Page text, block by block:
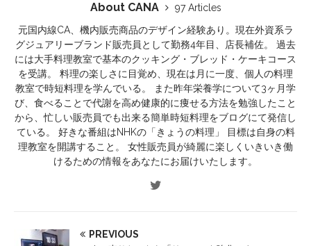
About CANA
97 Articles
元国内線CA、機内販売商品のデザイン経験あり。現在外資系ラ
グジュアリーブランド販売員として勤務4年目、店長補佐。 過去
には大手料理教室で基本のクッキング・ブレッド・ケーキコース
を受講。 料理の楽しさに目覚め、現在は月に一度、個人の料理
教室で時短料理を学んでいる。 また昨年栄養学について3ヶ月学
び、食べることで代謝を高め健康的に痩せる方法を勉強したこと
から、忙しい販売員でも出来る簡単時短料理をブログにて発信し
ている。 好きな番組はNHKの「きょうの料理」 目標は自身の料
理教室を開講すること。 女性販売員が綺麗に楽しくいきいき働
けるための情報をあなたにお届けいたします。
PREVIOUS